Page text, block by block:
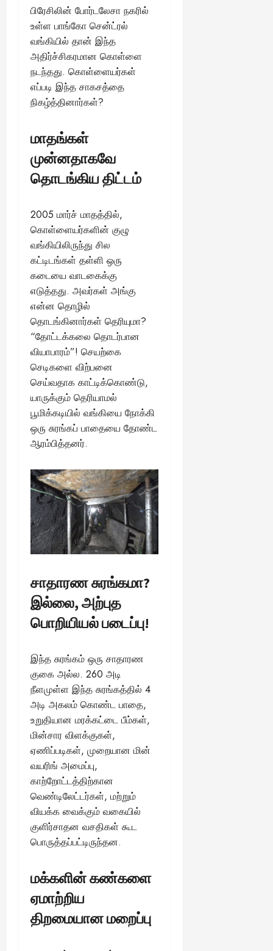
பிரேசிலின் போர்டலேசா நகரில்
உள்ள பாங்கோ சென்ட்ரல்
வங்கியில் தான் இந்த
அதிர்ச்சிகரமான கொள்ளை
நடந்தது. கொள்ளையர்கள்
எப்படி இந்த சாகசத்தை
நிகழ்த்தினார்கள்?
மாதங்கள்
முன்னதாகவே
தொடங்கிய திட்டம்
2005 மார்ச் மாதத்தில்,
கொள்ளையர்களின் குழு
வங்கியிலிருந்து சில
கட்டிடங்கள் தள்ளி ஒரு
கடையை வாடகைக்கு
எடுத்தது. அவர்கள் அங்கு
என்ன தொழில்
தொடங்கினார்கள் தெரியுமா?
“தோட்டக்கலை தொடர்பான
வியாபாரம்”! செயற்கை
செடிகளை விற்பனை
செய்வதாக காட்டிக்கொண்டு,
யாருக்கும் தெரியாமல்
பூமிக்கடியில் வங்கியை நோக்கி
ஒரு சுரங்கப் பாதையை தோண்ட
ஆரம்பித்தனர்.
சாதாரண சுரங்கமா?
இல்லை, அற்புத
பொறியியல் படைப்பு!
இந்த சுரங்கம் ஒரு சாதாரண
குகை அல்ல. 260 அடி
நீளமுள்ள இந்த சுரங்கத்தில் 4
அடி அகலம் கொண்ட பாதை,
உறுதியான மரக்கட்டை பீம்கள்,
மின்சார விளக்குகள்,
ஏணிப்படிகள், முறையான மின்
வயரிங் அமைப்பு,
காற்றோட்டத்திற்கான
வெண்டிலேட்டர்கள், மற்றும்
வியக்க வைக்கும் வகையில்
குளிர்சாதன வசதிகள் கூட
பொருத்தப்பட்டிருந்தன.
மக்களின் கண்களை
ஏமாற்றிய
திறமையான மறைப்பு